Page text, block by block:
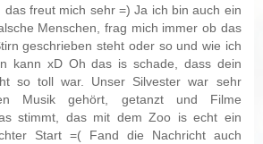
das freut mich sehr =) Ja ich bin auch ein
Menschen, frag mich immer ob das
geschrieben steht oder so und wie ich
kann xD Oh das is schade, dass dein
so toll war. Unser Silvester war sehr
Musik gehört, getanzt und Filme
stimmt, das mit dem Zoo is echt ein
Start =( Fand die Nachricht auch